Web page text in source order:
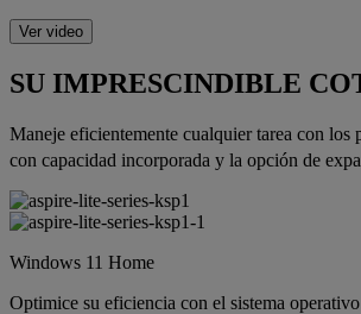
Ver video
SU IMPRESCINDIBLE
Maneje eficientemente cualquier tarea con
con capacidad incorporada y la opción de
Windows 11 Home
Optimice su eficiencia con el sistema